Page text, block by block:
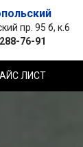
пр. 95 б, к.6
76-91
ЛИСТ